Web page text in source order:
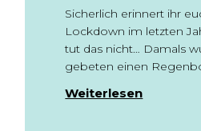
Sicherlich erinnert ihr
Lockdown im letzten
tut das nicht… Damals
gebeten einen
Weiterlesen